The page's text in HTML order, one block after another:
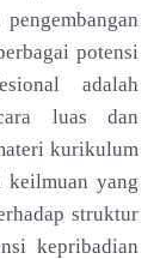
potensi
adalah
luas dan
kurikulum
keilmuan yang
struktur
kepribadian